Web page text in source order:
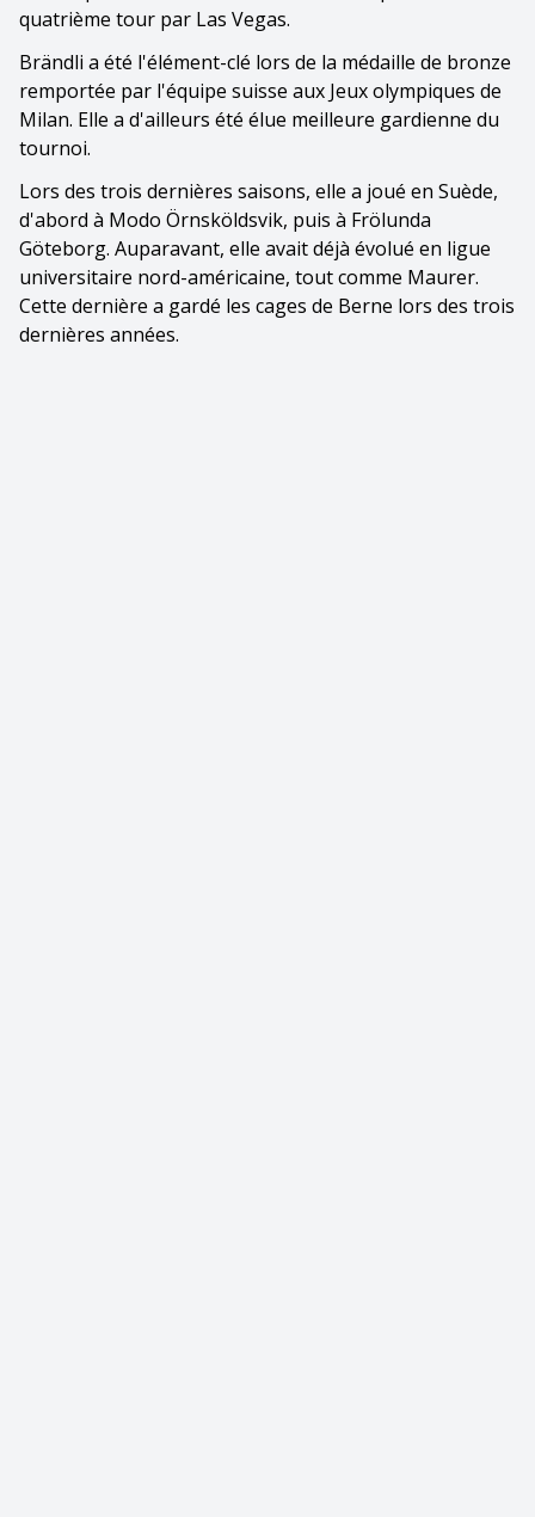
quatrième tour par Las Vegas.
Brändli a été l'élément-clé lors de la médaille de bronze
remportée par l'équipe suisse aux Jeux olympiques de
Milan. Elle a d'ailleurs été élue meilleure gardienne du
tournoi.
Lors des trois dernières saisons, elle a joué en Suède,
d'abord à Modo Örnsköldsvik, puis à Frölunda
Göteborg. Auparavant, elle avait déjà évolué en ligue
universitaire nord-américaine, tout comme Maurer.
Cette dernière a gardé les cages de Berne lors des trois
dernières années.